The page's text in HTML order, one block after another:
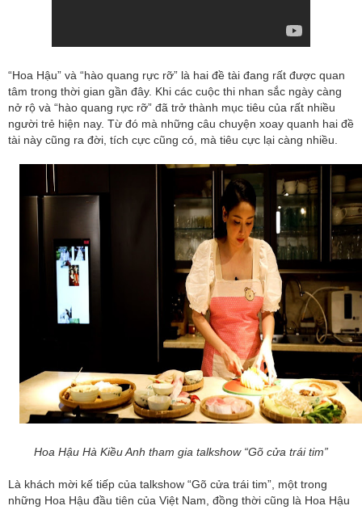
“Hoa Hậu” và “hào quang rực rỡ” là hai đề tài đang rất được quan
tâm trong thời gian gần đây. Khi các cuộc thi nhan sắc ngày càng
nở rộ và “hào quang rực rỡ” đã trở thành mục tiêu của rất nhiều
người trẻ hiện nay. Từ đó mà những câu chuyện xoay quanh hai đề
tài này cũng ra đời, tích cực cũng có, mà tiêu cực lại càng nhiều.
Hoa Hậu Hà Kiều Anh tham gia talkshow “Gõ cửa trái tim”
Là khách mời kế tiếp của talkshow “Gõ cửa trái tim”, một trong
những Hoa Hậu đầu tiên của Việt Nam, đồng thời cũng là Hoa Hậu